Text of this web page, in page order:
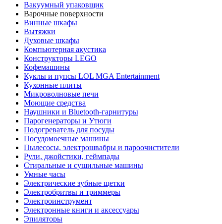
Вакуумный упаковщик
Варочные поверхности
Винные шкафы
Вытяжки
Духовые шкафы
Компьютерная акустика
Конструкторы LEGO
Кофемашины
Куклы и пупсы LOL MGA Entertainment
Кухонные плиты
Микроволновые печи
Моющие средства
Наушники и Bluetooth-гарнитуры
Парогенераторы и Утюги
Подогреватель для посуды
Посудомоечные машины
Пылесосы, электрошвабры и пароочистители
Рули, джойстики, геймпады
Стиральные и сушильные машины
Умные часы
Электрические зубные щетки
Электробритвы и триммеры
Электроинструмент
Электронные книги и аксессуары
Эпиляторы